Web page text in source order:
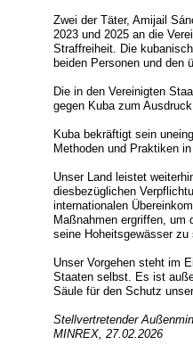
Zwei der Täter, Amijail
2023 und 2025 an die
Straffreiheit. Die
beiden Personen und den
Die in den Vereinigten
gegen Kuba zum
Kuba bekräftigt sein
Methoden und Praktiken
Unser Land leistet
diesbezüglichen
internationalen
Maßnahmen ergriffen, um
seine Hoheitsgewässer zu
Unser Vorgehen steht im
Staaten selbst. Es ist
Säule für den Schutz
Stellvertretender
MINREX, 27.02.2026